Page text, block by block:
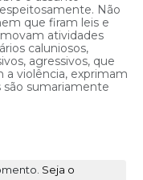
Não
que firam leis e
atividades
caluniosos,
agressivos, que
a violência, exprimam
sumariamente
Seja o